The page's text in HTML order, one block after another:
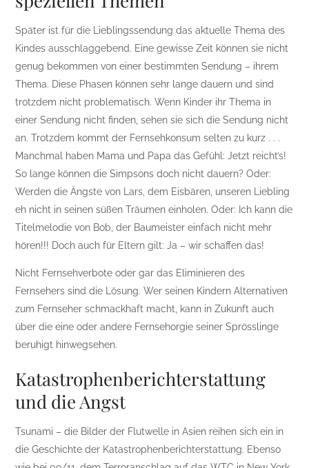
Später ist für die Lieblingssendung das aktuelle Thema des
Kindes ausschlaggebend. Eine gewisse Zeit können sie nicht
genug bekommen von einer bestimmten Sendung – ihrem
Thema. Diese Phasen können sehr lange dauern und sind
trotzdem nicht problematisch. Wenn Kinder ihr Thema in
einer Sendung nicht finden, sehen sie sich die Sendung nicht
an. Trotzdem kommt der Fernsehkonsum selten zu kurz . . .
Manchmal haben Mama und Papa das Gefühl: Jetzt reicht’s!
So lange können die Simpsons doch nicht dauern? Oder:
Werden die Ängste von Lars, dem Eisbären, unseren Liebling
eh nicht in seinen süßen Träumen einholen. Oder: Ich kann die
Titelmelodie von Bob, der Baumeister einfach nicht mehr
hören!!! Doch auch für Eltern gilt: Ja – wir schaffen das!
Nicht Fernsehverbote oder gar das Eliminieren des
Fernsehers sind die Lösung. Wer seinen Kindern Alternativen
zum Fernseher schmackhaft macht, kann in Zukunft auch
über die eine oder andere Fernsehorgie seiner Sprösslinge
beruhigt hinwegsehen.
Katastrophenberichterstattung
und die Angst
Tsunami – die Bilder der Flutwelle in Asien reihen sich ein in
die Geschichte der Katastrophenberichterstattung. Ebenso